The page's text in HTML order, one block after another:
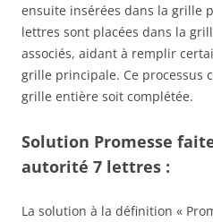
ensuite insérées dans la grille
lettres sont placées dans la
associés, aidant à remplir
grille principale. Ce processus
grille entière soit complétée.
Solution Promesse
autorité 7 lettres :
La solution à la définition «